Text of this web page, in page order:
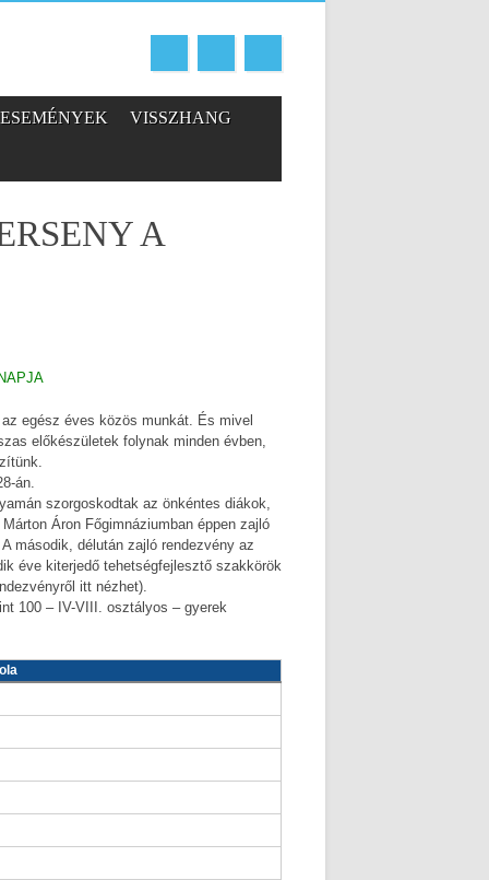
ESEMÉNYEK VISSZHANG
A
egész éves közös munkát. És mivel
előkészületek folynak minden évben,
án.
szorgoskodtak az önkéntes diákok,
Áron Főgimnáziumban éppen zajló
második, délután zajló rendezvény az
éve kiterjedő tehetségfejlesztő szakkörök
itt nézhet).
100 – IV-VIII. osztályos – gyerek